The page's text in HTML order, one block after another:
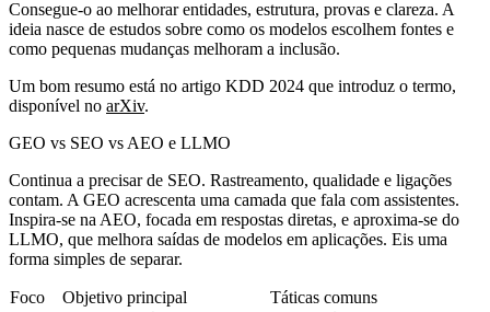
Consegue‑o ao melhorar entidades, estrutura, provas e clareza. A
ideia nasce de estudos sobre como os modelos escolhem fontes e
como pequenas mudanças melhoram a inclusão.
Um bom resumo está no artigo KDD 2024 que introduz o termo,
disponível no arXiv.
GEO vs SEO vs AEO e LLMO
Continua a precisar de SEO. Rastreamento, qualidade e ligações
contam. A GEO acrescenta uma camada que fala com assistentes.
Inspira‑se na AEO, focada em respostas diretas, e aproxima‑se do
LLMO, que melhora saídas de modelos em aplicações. Eis uma
forma simples de separar.
Foco Objetivo principal
Táticas comuns